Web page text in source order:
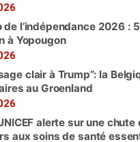
de l’indépendance 2026 :
à Yopougon
clair à Trump”: la
au Groenland
alerte sur une
aux soins de santé